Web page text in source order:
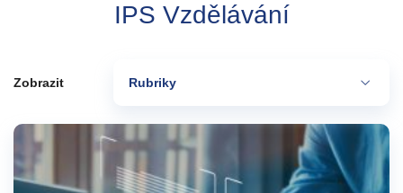
IPS Vzdělávání
Zobrazit Rubriky